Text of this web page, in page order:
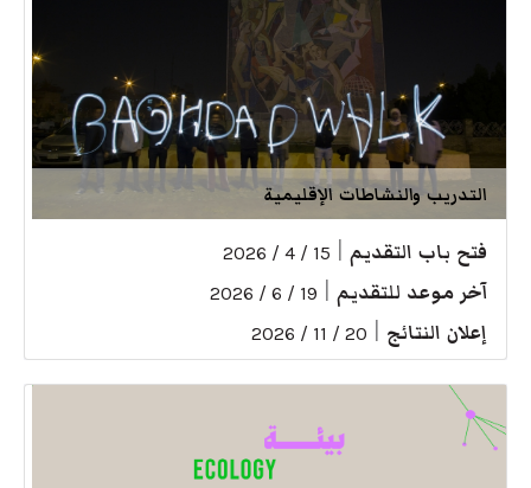
التدريب والنشاطات الإقليمية
فتح باب التقديم 15 / 4 / 2026
آخر موعد للتقديم 19 / 6 / 2026
إعلان النتائج 20 / 11 / 2026